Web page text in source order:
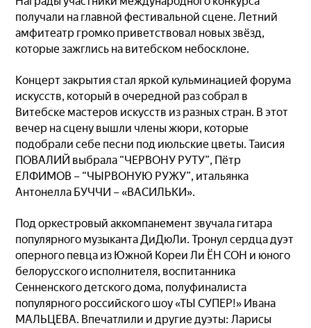
получали на главной фестивальной сцене. Летний
амфитеатр громко приветствовал новых звёзд,
которые зажглись на витебском небосклоне.
Концерт закрытия стал яркой кульминацией форума
искусств, который в очередной раз собрал в
Витебске мастеров искусств из разных стран. В этот
вечер на сцену вышли члены жюри, которые
подобрали себе песни под июльские цветы. Таисия
ПОВАЛИЙ выбрала “ЧЕРВОНУ РУТУ”, Пётр
ЕЛФИМОВ – “ЧЫРВОНУЮ РУЖУ”, итальянка
Антонелла БУЧЧИ – «ВАСИЛЬКИ».
Под оркестровый аккомпанемент звучала гитара
популярного музыканта ДиДюЛи. Тронул сердца дуэт
оперного певца из Южной Кореи Ли ЁН СОН и юного
белорусского исполнителя, воспитанника
Сенненского детского дома, полуфиналиста
популярного российского шоу «ТЫ СУПЕР!» Ивана
МАЛЬЦЕВА. Впечатлили и другие дуэты: Ларисы